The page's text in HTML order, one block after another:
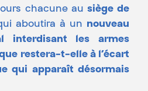
chacune au siège de
aboutira à un nouveau
interdisant les armes
restera-t-elle à l’écart
qui apparaît désormais